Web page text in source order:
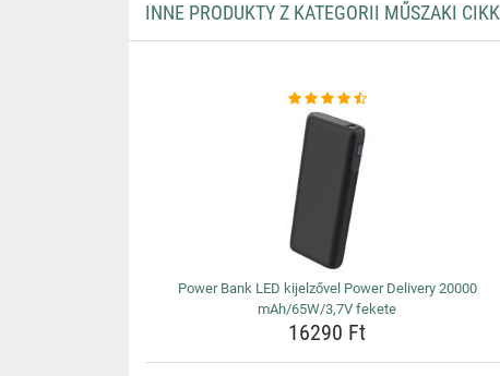
INNE PRODUKTY Z KATEGORII MŰSZAKI CIKK
Power Bank LED kijelzővel Power Delivery 20000
mAh/65W/3,7V fekete
16290 Ft